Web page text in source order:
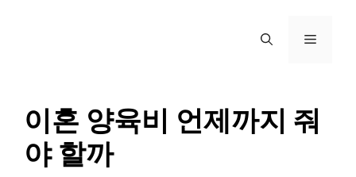
메
이혼 양육비 언제까지 줘
야 할까